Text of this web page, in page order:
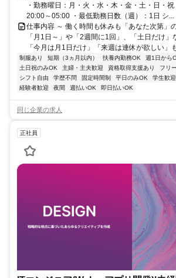
・勤務曜日：月・火・水・木・金・土・日・
20:00～05:00 ・最低勤務日数（週）：1日 シ...
仕事内容 ～ 働く時間も休みも「あなた次第」
「月1日～」や「2週間に1回」、「土日だけ」
「今月は月1日だけ」「来週は連休が欲しい」
制服あり 短期（3ヵ月以内） 扶養内勤務OK 週1日から
土日祝のみOK
主婦・主夫歓迎 資格取得支援あり フリ
シフト自由
学歴不問 固定時間制 平日のみOK 学生歓迎
経験者歓迎
夜間 週払いOK 即日払いOK
同じ企業の求人
正社員